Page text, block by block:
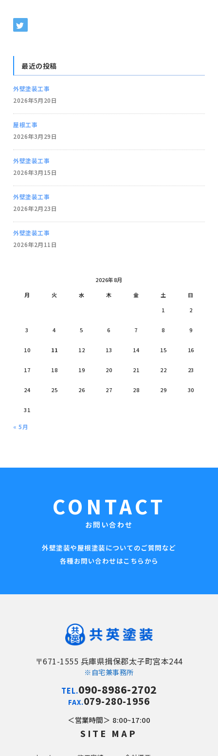
最近の投稿
外壁塗装工事
2026年5月20日
屋根工事
2026年3月29日
外壁塗装工事
2026年3月15日
外壁塗装工事
2026年2月23日
外壁塗装工事
2026年2月11日
2026年8月
月
火 水 木 金 土
日
1
2
3 4 5 6 7 8 9
10 11 12 13 14 15 16
17 18 19 20 21 22 23
24 25 26 27 28 29 30
31
« 5月
CONTACT
お問い合わせ
外壁塗装や屋根塗装についてのご質問など
各種お問い合わせはこちらから
〒671-1555 兵庫県揖保郡太子町宮本244
※自宅兼事務所
TEL.090-8986-2702
FAX.079-280-1956
営業時間 8:00~17:00
SITE MAP